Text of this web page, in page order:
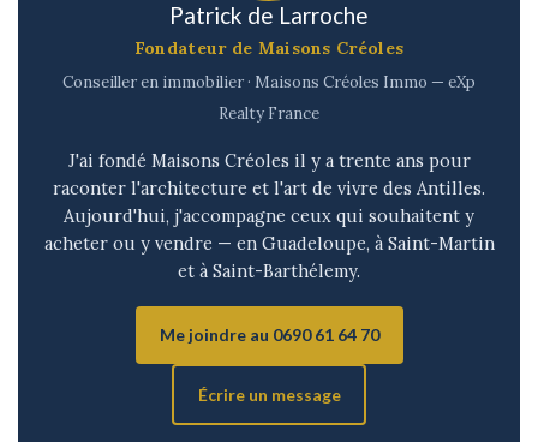
Patrick de Larroche
Fondateur de Maisons Créoles
Conseiller en immobilier · Maisons Créoles Immo — eXp
Realty France
J'ai fondé Maisons Créoles il y a trente ans pour
raconter l'architecture et l'art de vivre des Antilles.
Aujourd'hui, j'accompagne ceux qui souhaitent y
acheter ou y vendre — en Guadeloupe, à Saint-Martin
et à Saint-Barthélemy.
Me joindre au 0690 61 64 70
Écrire un message